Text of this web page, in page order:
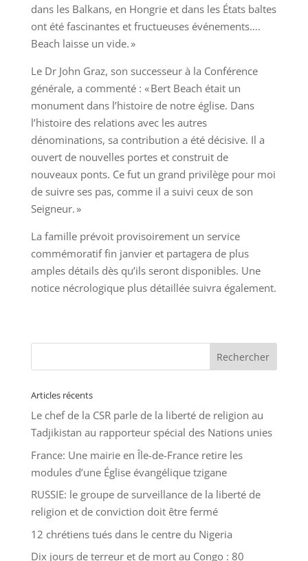
dans les Balkans, en Hongrie et dans les États baltes
ont été fascinantes et fructueuses événements….
Beach laisse un vide. »
Le Dr John Graz, son successeur à la Conférence
générale, a commenté : « Bert Beach était un
monument dans l’histoire de notre église. Dans
l’histoire des relations avec les autres
dénominations, sa contribution a été décisive. Il a
ouvert de nouvelles portes et construit de
nouveaux ponts. Ce fut un grand privilège pour moi
de suivre ses pas, comme il a suivi ceux de son
Seigneur. »
La famille prévoit provisoirement un service
commémoratif fin janvier et partagera de plus
amples détails dès qu’ils seront disponibles. Une
notice nécrologique plus détaillée suivra également.
Articles récents
Le chef de la CSR parle de la liberté de religion au
Tadjikistan au rapporteur spécial des Nations unies
France: Une mairie en Île-de-France retire les
modules d’une Église évangélique tzigane
RUSSIE: le groupe de surveillance de la liberté de
religion et de conviction doit être fermé
12 chrétiens tués dans le centre du Nigeria
Dix jours de terreur et de mort au Congo : 80